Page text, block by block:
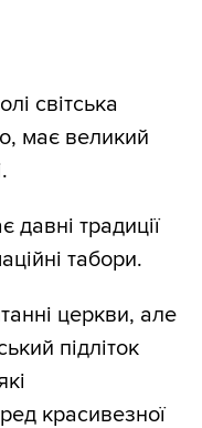
світська
має великий
традиції
табори.
церкви, але
підліток
красивезної